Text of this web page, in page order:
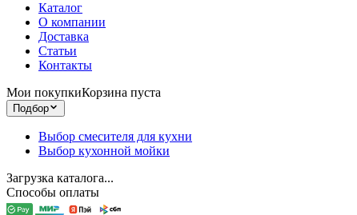
Каталог
О компании
Доставка
Статьи
Контакты
Мои покупкиКорзина пуста
Подбор
Выбор смесителя для кухни
Выбор кухонной мойки
Загрузка каталога...
Способы оплаты